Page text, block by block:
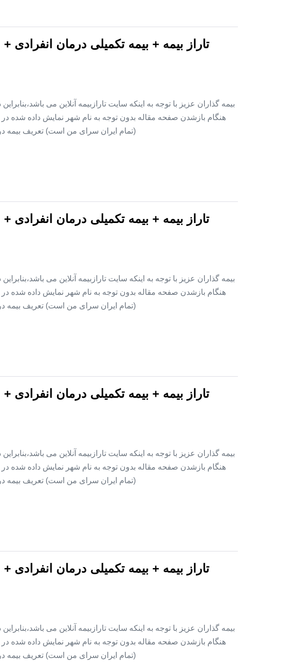
تاراز بیمه + بیمه تکمیلی درمان انفرادی
بیمه گذاران عزیز با توجه به اینکه سایت تارازبیمه آنلاین می
هنگام بازشدن صفحه مقاله بدون توجه به نام شهر نمایش داده شده در
(تمام ایران سرای من است) تعریف بیمه
تاراز بیمه + بیمه تکمیلی درمان انفرادی
بیمه گذاران عزیز با توجه به اینکه سایت تارازبیمه آنلاین می
هنگام بازشدن صفحه مقاله بدون توجه به نام شهر نمایش داده شده در
(تمام ایران سرای من است) تعریف بیمه
تاراز بیمه + بیمه تکمیلی درمان انفرادی
بیمه گذاران عزیز با توجه به اینکه سایت تارازبیمه آنلاین می
هنگام بازشدن صفحه مقاله بدون توجه به نام شهر نمایش داده شده در
(تمام ایران سرای من است) تعریف بیمه
تاراز بیمه + بیمه تکمیلی درمان انفرادی
بیمه گذاران عزیز با توجه به اینکه سایت تارازبیمه آنلاین می
هنگام بازشدن صفحه مقاله بدون توجه به نام شهر نمایش داده شده در
(تمام ایران سرای من است) تعریف بیمه